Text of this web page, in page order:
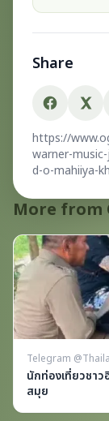
Share
https://
warner-
d-o-mahiiya-
More from
Telegram
นักท่องเที่ยวชา
สมุย